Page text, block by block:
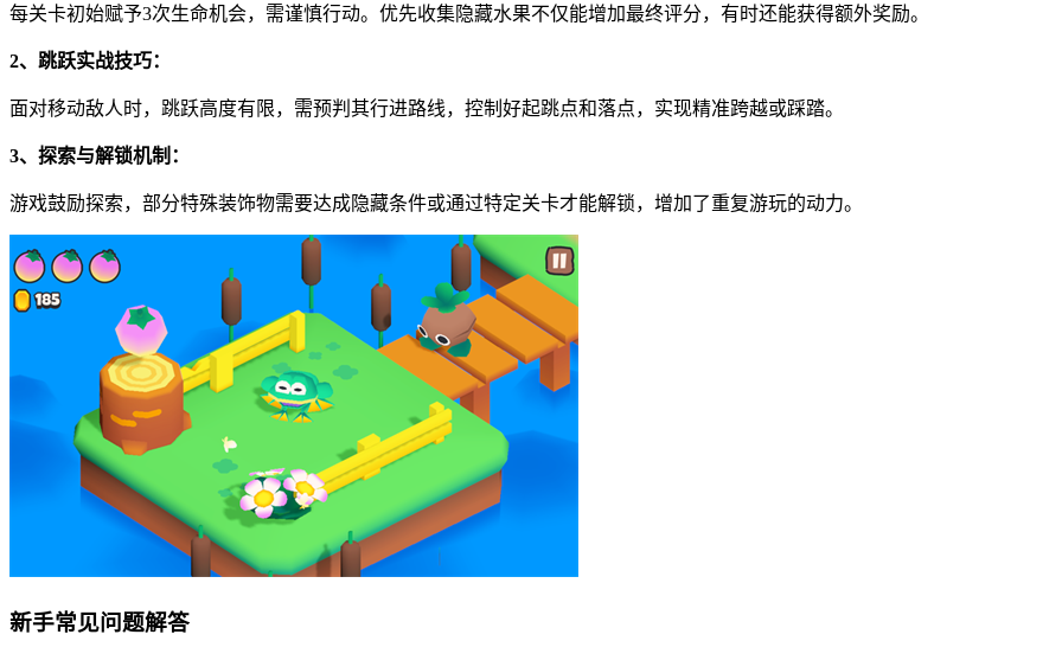
每关卡初始赋予3次生命机会，需谨慎行动。优先收集隐藏水果不仅能增加最终评分，有时还能获得额外奖励。
2、跳跃实战技巧：
面对移动敌人时，跳跃高度有限，需预判其行进路线，控制好起跳点和落点，实现精准跨越或踩踏。
3、探索与解锁机制：
游戏鼓励探索，部分特殊装饰物需要达成隐藏条件或通过特定关卡才能解锁，增加了重复游玩的动力。
新手常见问题解答